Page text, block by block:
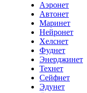
Аэронет
Автонет
Маринет
Нейронет
Хелснет
Фуднет
Энерджинет
Технет
Сейфнет
Эдунет